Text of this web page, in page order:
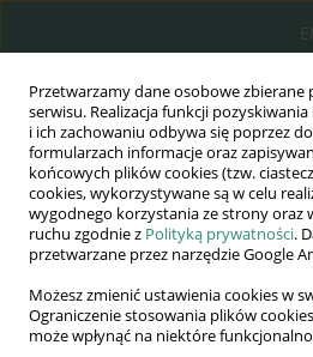
Przetwarzamy dane osobowe zbierane
serwisu. Realizacja funkcji
i ich zachowaniu odbywa się poprzez
formularzach informacje oraz
końcowych plików cookies (tzw.
cookies, wykorzystywane są w celu
wygodnego korzystania ze strony oraz
ruchu zgodnie z Polityką prywatności.
przetwarzane przez narzędzie Google
Możesz zmienić ustawienia cookies w
Ograniczenie stosowania plików
może wpłynąć na niektóre
Wydawnictwo
AWSGE
Akademia Nauk
WSGE
im. Alcide De Gasperi